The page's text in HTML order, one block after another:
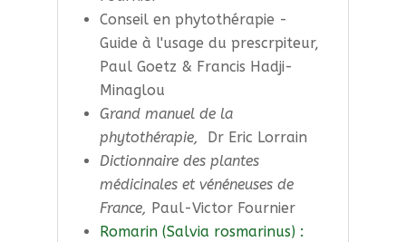
Conseil en phytothérapie -
Guide à l'usage du prescrpiteur,
Paul Goetz & Francis Hadji-
Minaglou
Grand manuel de la
phytothérapie, Dr Eric Lorrain
Dictionnaire des plantes
médicinales et vénéneuses de
France, Paul-Victor Fournier
Romarin (Salvia rosmarinus) :